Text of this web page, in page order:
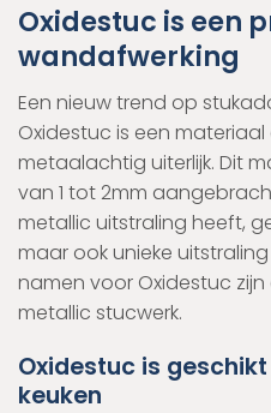
Oxidestuc is een
wandafwerking
Een nieuw trend op
Oxidestuc is een
metaalachtig uiterlijk. Dit
van 1 tot 2mm
metallic uitstraling heeft,
maar ook unieke
namen voor Oxidestuc
metallic stucwerk.
Oxidestuc is
keuken